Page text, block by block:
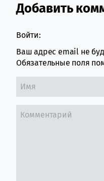
Добавить
Войти:
Ваш адрес email не
Обязательные поля